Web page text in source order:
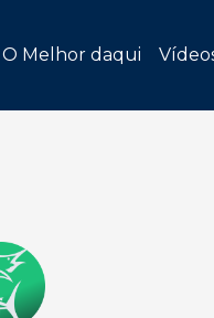
O Melhor daqui